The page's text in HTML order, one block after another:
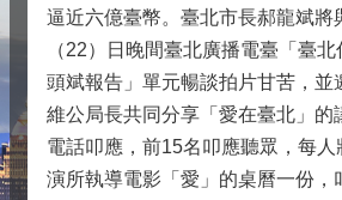
逼近六億臺幣。臺北市長郝龍斌將
（22）日晚間臺北廣播電臺「臺
頭斌報告」單元暢談拍片甘苦，並
維公局長共同分享「愛在臺北」的
電話叩應，前15名叩應聽眾，每
演所執導電影「愛」的桌曆一份，